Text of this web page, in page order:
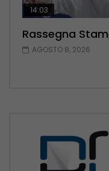
14:03
Rassegna
AGOSTO 8, 2026
16:38
Rassegna
AGOSTO 7, 2026